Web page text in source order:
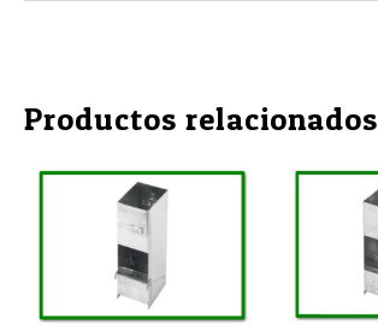
Title
Productos relacionados